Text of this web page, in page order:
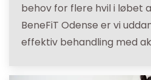
behov for flere hvil i løbet
BeneFiT Odense er vi
effektiv behandling med